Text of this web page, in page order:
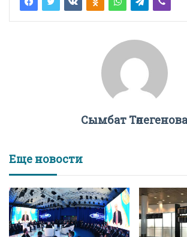
Сымбат Төлегенова
Еще новости